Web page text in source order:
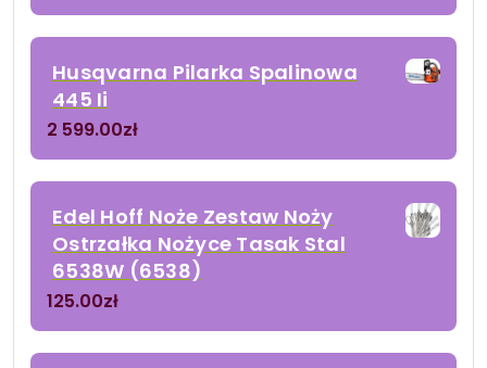
Husqvarna Pilarka Spalinowa
445 Ii
2 599.00zł
Edel Hoff Noże Zestaw Noży
Ostrzałka Nożyce Tasak Stal
6538W (6538)
125.00zł